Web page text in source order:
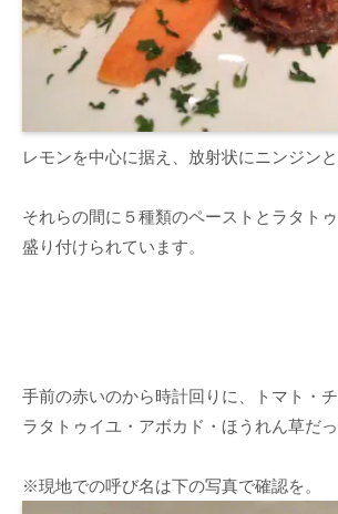
レモンを中心に据え、放射状にニンジンと
それらの間に５種類のペーストとラタト
盛り付けられています。
手前の赤いのから時計回りに、トマト・
ラタトゥイユ・アボカド・ほうれん草だっ
※現地での呼び名は下の写真で確認を。